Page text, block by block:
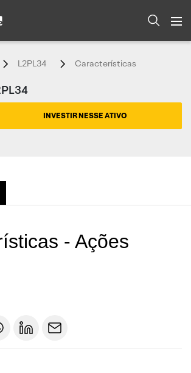
L2PL34 Características
INVESTIR NESSE ATIVO
- Ações